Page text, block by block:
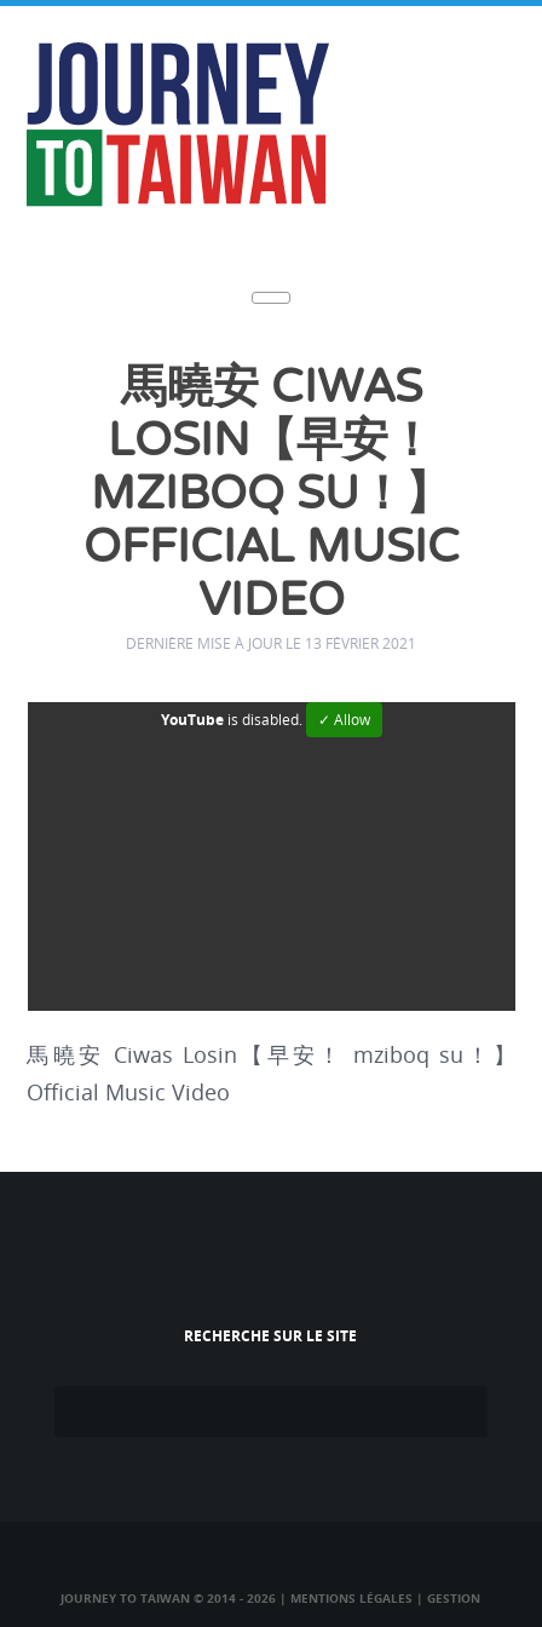
馬曉安 CIWAS
LOSIN【早安！
MZIBOQ SU！】
OFFICIAL MUSIC
VIDEO
DERNIÈRE MISE À JOUR LE 13 FÉVRIER 2021
YouTubeis disabled. ✓ Allow
馬曉安 Ciwas Losin【早安！ mziboq su！】
Official Music Video
RECHERCHE SUR LE SITE
JOURNEY TO TAIWAN © 2014 - 2026 | MENTIONS LÉGALES |GESTION